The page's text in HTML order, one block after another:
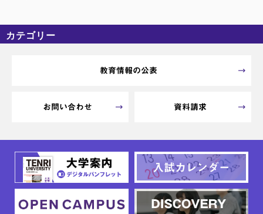
カテゴリー
教育情報の公表
お問い合わせ 資料請求